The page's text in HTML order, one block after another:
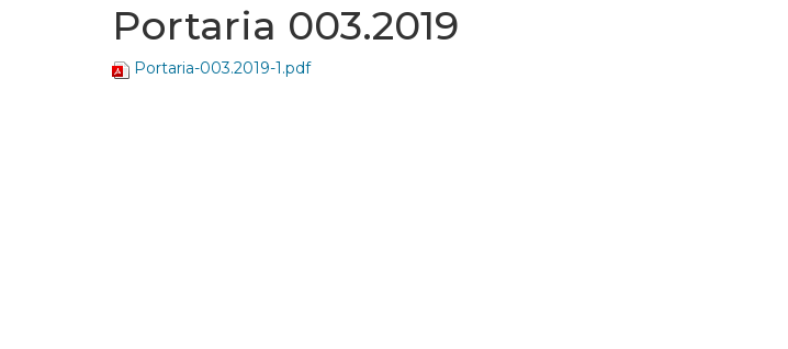
Portaria 003.2019
Portaria-003.2019-1.pdf